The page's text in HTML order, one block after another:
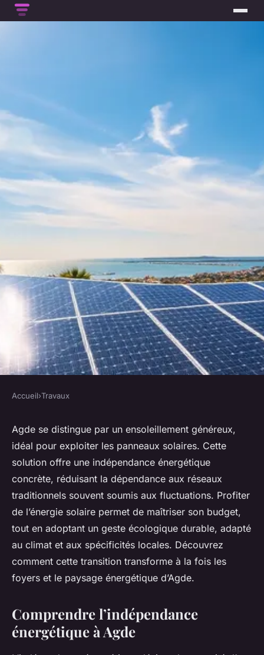
Indépendance énergétique à
agde : 5 avantages des
panneaux solaires
Léon•6 octobre 2025• 9 min de lecture
Accueil›Travaux
Agde se distingue par un ensoleillement généreux,
idéal pour exploiter les panneaux solaires. Cette
solution offre une indépendance énergétique
concrète, réduisant la dépendance aux réseaux
traditionnels souvent soumis aux fluctuations. Profiter
de l’énergie solaire permet de maîtriser son budget,
tout en adoptant un geste écologique durable, adapté
au climat et aux spécificités locales. Découvrez
comment cette transition transforme à la fois les
foyers et le paysage énergétique d’Agde.
Comprendre l’indépendance
énergétique à Agde